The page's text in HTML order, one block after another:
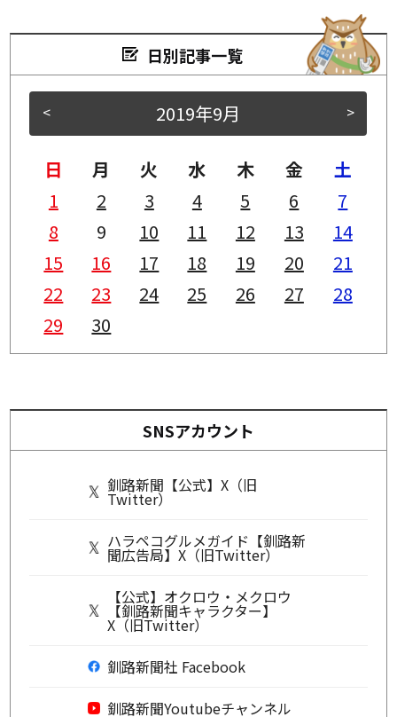
日別記事一覧
< >
2019年9月
日 月 火 水 木 金
土
1
2 3 4 5 6
7
8
9 10 11 12 13
14
15
16 17 18 19 20
21
22
23 24 25 26 27
28
29
30
SNSアカウント
釧路新聞【公式】X（旧
Twitter）
ハラペコグルメガイド【釧路新
聞広告局】X（旧Twitter）
【公式】オクロウ・メクロウ
【釧路新聞キャラクター】
X（旧Twitter）
釧路新聞社 Facebook
釧路新聞Youtubeチャンネル